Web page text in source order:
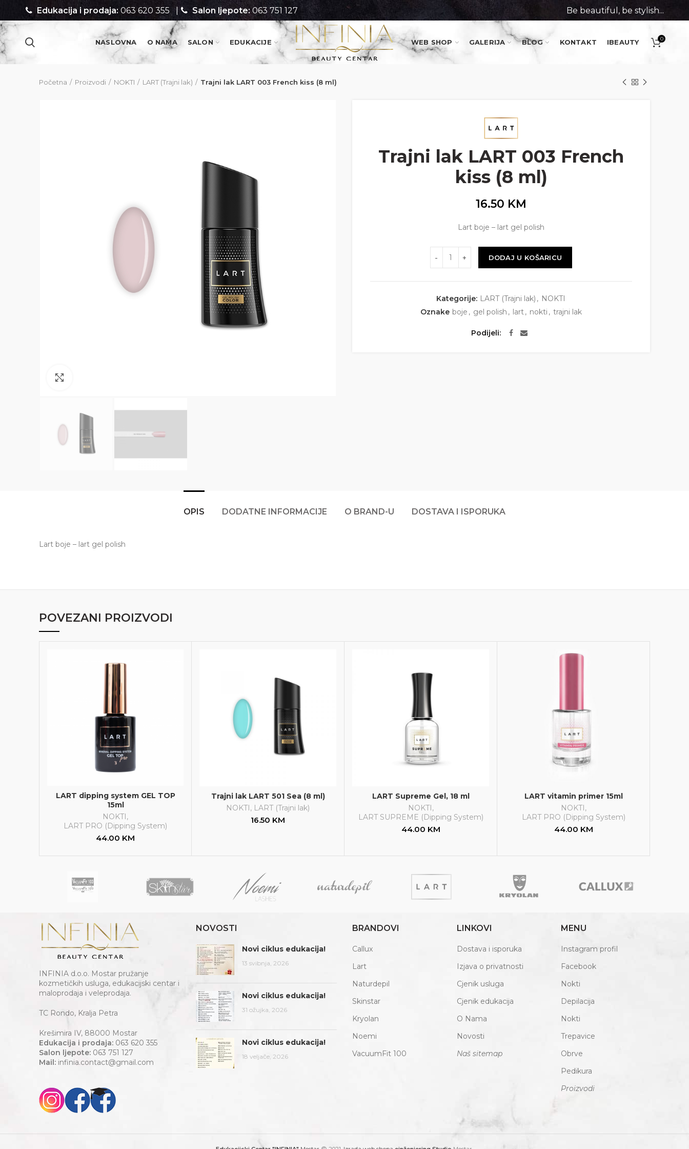
Edukacija i prodaja: 063 620 355 | Salon ljepote: 063 751 127 Be beautiful, be stylish...
NASLOVNA O NAMA SALON EDUKACIJE WEB SHOP GALERIJA BLOG KONTAKT IBEAUTY 0
Početna Proizvodi NOKTI LART (Trajni lak) Trajni lak LART 003 French kiss (8 ml)
Trajni lak LART 003 French
kiss (8 ml)
16.50 KM
Lart boje – lart gel polish
DODAJ U KOŠARICU
Kategorije: LART (Trajni lak) , NOKTI
Oznake boje , gel polish , lart, nokti , trajni lak
Podijeli
OPIS DODATNE INFORMACIJE O BRAND-U DOSTAVA I ISPORUKA
Lart boje – lart gel polish
POVEZANI PROIZVODI
LART dipping system GEL TOP
15ml
NOKTI,
LART PRO (Dipping System)
44.00 KM
Trajni lak LART 501 Sea (8 ml)
NOKTI, LART (Trajni lak)
16.50 KM
LART Supreme Gel, 18 ml
NOKTI,
LART SUPREME (Dipping System)
44.00 KM
LART vitamin primer 15ml
NOKTI,
LART PRO (Dipping System)
44.00 KM
INFINIA d.o.o. Mostar pružanje
kozmetičkih usluga, edukacijski centar i
maloprodaja i veleprodaja.
TC Rondo, Kralja Petra
Krešimira IV, 88000 Mostar
Edukacija i prodaja: 063 620 355
Salon ljepote: 063 751 127
Mail: infinia.contact@gmail.com
NOVOSTI
Novi ciklus edukacija!
13 svibnja, 2026
Novi ciklus edukacija!
31 ožujka, 2026
Novi ciklus edukacija!
18 veljače, 2026
BRANDOVI
Callux
Lart
Naturdepil
Skinstar
Kryolan
Noemi
VacuumFit 100
LINKOVI
Dostava i isporuka
Izjava o privatnosti
Cjenik usluga
Cjenik edukacija
O Nama
Novosti
Naš sitemap
MENU
Instagram profil
Facebook
Nokti
Depilacija
Nokti
Trepavice
Obrve
Pedikura
Proizvodi